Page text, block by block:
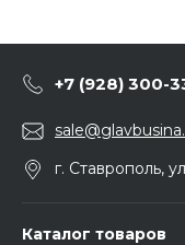
+7 (928) 300-
г. Ставрополь,
Каталог товаров